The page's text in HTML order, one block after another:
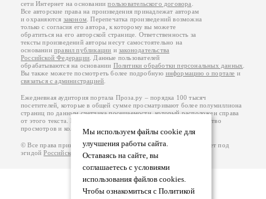
Мы используем файлы cookie для
улучшения работы сайта.
Оставаясь на сайте, вы
соглашаетесь с условиями
использования файлов cookies.
Чтобы ознакомиться с Политикой
сети Интернет на основаниипользовательского договора
Все авторские права на произведения принадлежат авторам
и охраняются законом . Перепечатка произведений возможна
только с согласия его автора, к которому вы можете
обратиться на его авторской странице. Ответственность за
тексты произведений авторы несут самостоятельно на
основанииправил публикации изаконодательства
Российской Федерации . Данные пользователей
обрабатываются на основании Политики обработки персональных данных
Вы также можете посмотреть более подробную информацию о портале и
связаться с администрацией
Ежедневная аудитория портала Проза.ру – порядка 100 тысяч
посетителей, которые в общей сумме просматривают более полумиллиона
страниц по данным счетчика посещаемости, который расположен справа
от этого текста. В каждой графе указано по две цифры: количество
просмотров и количество посетителей.
© Все права принадлежат авторам, 2000-2026. Портал работает под
эгидойРоссийского союза писателей 18+